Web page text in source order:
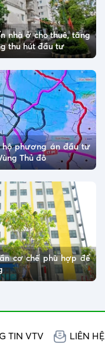
nhà ở cho thuê, tăng
thu hút đầu tư
hộ phương án đầu tư
Thủ đô
cơ chế phù hợp để
TIN VTV LIÊN HỆ